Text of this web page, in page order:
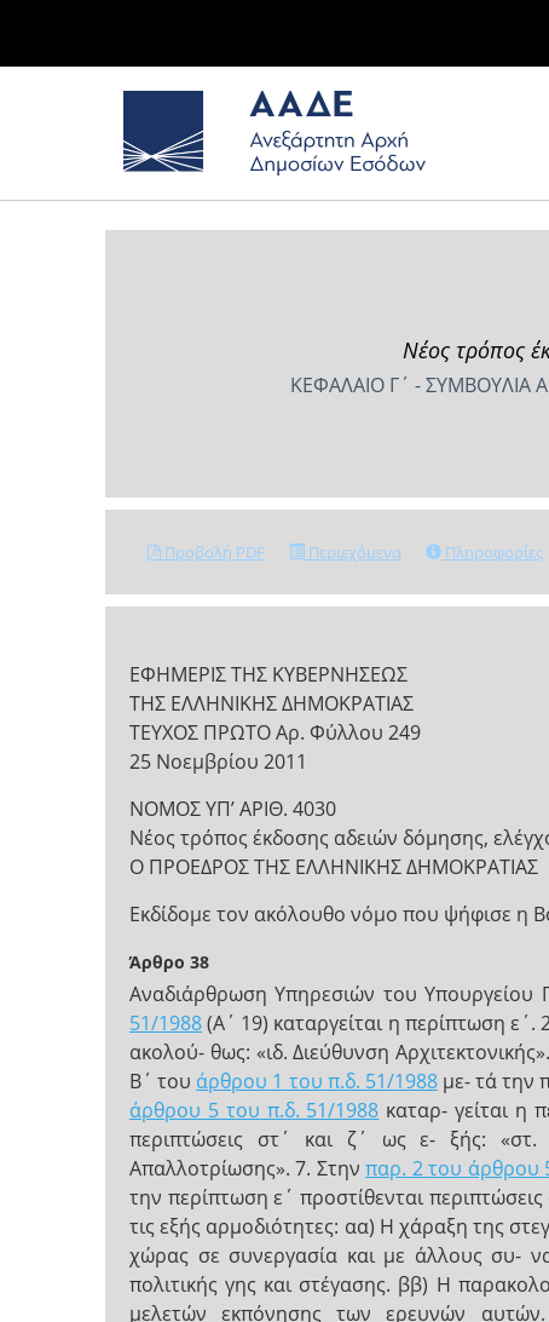
Νέος τρόπος
ΚΕΦΑΛΑΙΟ Γ΄ -
Προβολή PDF Περιεχόμενα Πληροφορίες
ΕΦΗΜΕΡΙΣ ΤΗΣ ΚΥΒΕΡΝΗΣΕΩΣ
ΤΗΣ ΕΛΛΗΝΙΚΗΣ ΔΗΜΟΚΡΑΤΙΑΣ
ΤΕΥΧΟΣ ΠΡΩΤΟ Αρ. Φύλλου 249
25 Νοεμβρίου 2011
ΝΟΜΟΣ ΥΠ’ ΑΡΙΘ. 4030
Νέος τρόπος έκδοσης αδειών δόμησης,
Ο ΠΡΟΕΔΡΟΣ ΤΗΣ ΕΛΛΗΝΙΚΗΣ ΔΗΜΟΚΡΑΤΙΑΣ
Εκδίδομε τον ακόλουθο νόμο που ψήφισε η
Άρθρο 38
Αναδιάρθρωση Υπηρεσιών του Υπουργείου
51/1988(Α΄ 19) καταργείται η περίπτωση ε΄.
ακολού- θως: «ιδ. Διεύθυνση
Β΄ του άρθρου 1 του π.δ. 51/1988με- τά την
άρθρου 5 του π.δ. 51/1988 καταρ- γείται η
περιπτώσεις στ΄ και ζ΄ ως ε- ξής: «στ.
Απαλλοτρίωσης». 7. Στηνπαρ. 2 του άρθρου
την περίπτωση ε΄ προστίθενται
τις εξής αρμοδιότητες: αα) Η χάραξη της
χώρας σε συνεργασία και με άλλους συ-
πολιτικής γης και στέγασης. ββ) Η
μελετών εκπόνησης των ερευνών